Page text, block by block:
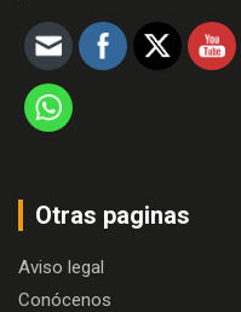
Otras paginas
Aviso legal
Conócenos